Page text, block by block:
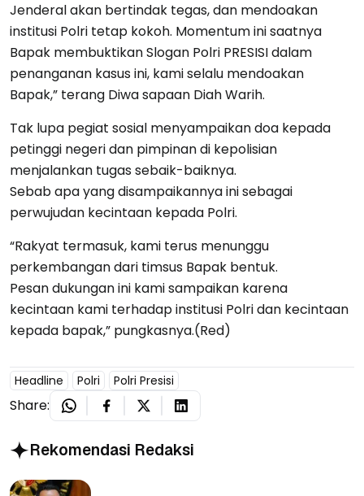
Jenderal akan bertindak tegas, dan mendoakan
institusi Polri tetap kokoh. Momentum ini saatnya
Bapak membuktikan Slogan Polri PRESISI dalam
penanganan kasus ini, kami selalu mendoakan
Bapak,” terang Diwa sapaan Diah Warih.
Tak lupa pegiat sosial menyampaikan doa kepada
petinggi negeri dan pimpinan di kepolisian
menjalankan tugas sebaik-baiknya.
Sebab apa yang disampaikannya ini sebagai
perwujudan kecintaan kepada Polri.
“Rakyat termasuk, kami terus menunggu
perkembangan dari timsus Bapak bentuk.
Pesan dukungan ini kami sampaikan karena
kecintaan kami terhadap institusi Polri dan kecintaan
kepada bapak,” pungkasnya.(Red)
Headline Polri Polri Presisi
Share:
Rekomendasi Redaksi